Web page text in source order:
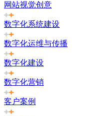
网站视觉创意
数字化系统建设
数字化运维与传播
数字化建设
数字化营销
客户案例